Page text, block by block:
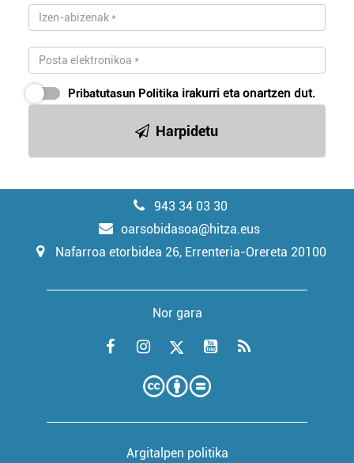
Pribatutasun Politika irakurri eta onartzen dut.
Harpidetu
943 34 03 30
oarsobidasoa@hitza.eus
Nafarroa etorbidea 26, Errenteria-Orereta 20100
Nor gara
Argitalpen politika